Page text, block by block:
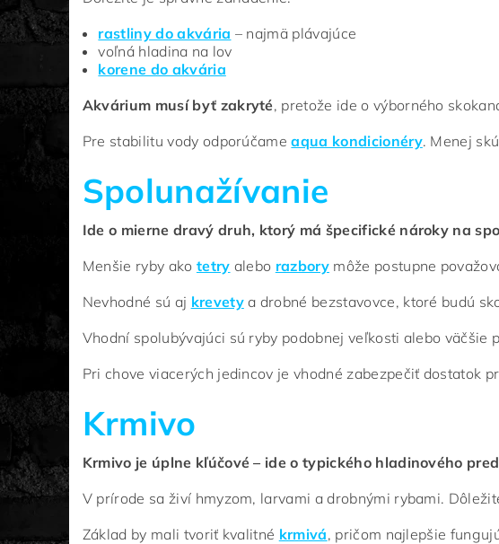
rastliny do akvária – najmä plávajúce
voľná hladina na lov
korene do akvária
Akvárium musí byť zakryté, pretože ide o výborného
Pre stabilitu vody odporúčameaqua kondicionéry. Menej
Spolunažívanie
Ide o mierne dravý druh, ktorý má špecifické nároky na
Menšie ryby ako tetry alebo razbory môže postupne
Nevhodné sú aj krevetya drobné bezstavovce, ktoré budú
Vhodní spolubývajúci sú ryby podobnej veľkosti alebo
Pri chove viacerých jedincov je vhodné zabezpečiť dostatok
Krmivo
Krmivo je úplne kľúčové – ide o typického hladinového
V prírode sa živí hmyzom, larvami a drobnými rybami.
Základ by mali tvoriť kvalitné krmivá, pričom najlepšie